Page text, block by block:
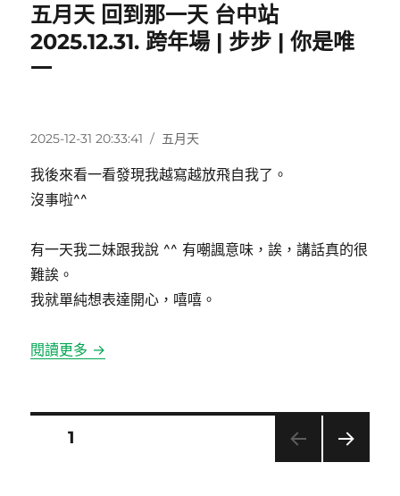
五月天 回到那一天 台中站
2025.12.31. 跨年場 | 步步 | 你是唯
一
我後來看一看發現我越寫越放飛自我了。
沒事啦^^
有一天我二妹跟我說 ^^ 有嘲諷意味，誒，講話真的很
難誒。
我就單純想表達開心，嘻嘻。
閱讀更多 →
發
日
期:
2025-12-31 20:33:41
分
五月天
頁次1